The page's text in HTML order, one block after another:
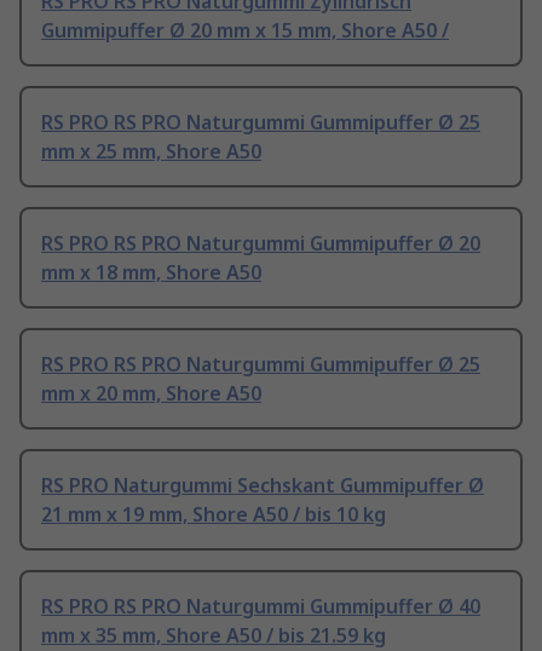
Gummipuffer Ø 20 mm x 15 mm, Shore A50 /
RS PRO RS PRO Naturgummi Gummipuffer Ø 25
mm x 25 mm, Shore A50
RS PRO RS PRO Naturgummi Gummipuffer Ø 20
mm x 18 mm, Shore A50
RS PRO RS PRO Naturgummi Gummipuffer Ø 25
mm x 20 mm, Shore A50
RS PRO Naturgummi Sechskant Gummipuffer Ø
21 mm x 19 mm, Shore A50 / bis 10 kg
RS PRO RS PRO Naturgummi Gummipuffer Ø 40
mm x 35 mm, Shore A50 / bis 21.59 kg